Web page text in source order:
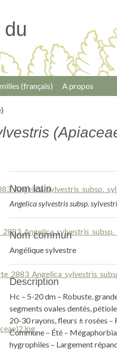
(français) A propos
Nom latin
Angelica sylvestris subsp.
Nom commun
Angélique sylvestre
Description
Hc – 5-20 dm – Robuste,
segments ovales dentés,
20-30 rayons, fleurs ± rosées –
Commune – Été –
hygrophiles – Largement